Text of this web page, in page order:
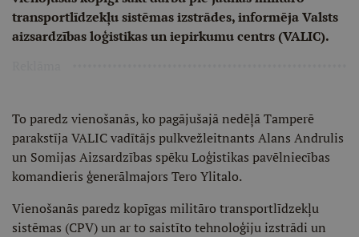
transportlīdzekļu sistēmas izstrādes, informēja Valsts
aizsardzības loģistikas un iepirkumu centrs (VALIC).
To paredz vienošanās, ko pagājušajā nedēļā Tamperē
parakstīja VALIC vadītājs pulkvežleitnants Alans Andrulis
un Somijas Aizsardzības spēku Loģistikas pavēlniecības
komandieris ģenerālmajors Tero Ylitalo.
Vienošanās paredz kopīgas militāro transportlīdzekļu
sistēmas (CPV) un ar to saistīto tehnoloģiju izstrādi un